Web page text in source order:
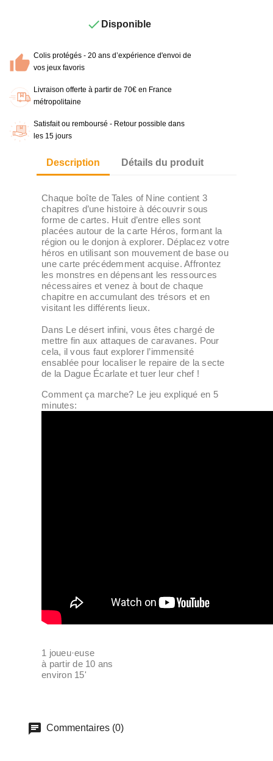
 Disponible
Colis protégés - 20 ans d’expérience d'envoi de
vos jeux favoris
Livraison offerte à partir de 70€ en France
métropolitaine
Satisfait ou remboursé - Retour possible dans
les 15 jours
Description Détails du produit
Chaque boîte de Tales of Nine contient 3
chapitres d’une histoire à découvrir sous
forme de cartes. Huit d’entre elles sont
placées autour de la carte Héros, formant la
région ou le donjon à explorer. Déplacez votre
héros en utilisant son mouvement de base ou
une carte précédemment acquise. Affrontez
les monstres en dépensant les ressources
nécessaires et venez à bout de chaque
chapitre en accumulant des trésors et en
visitant les différents lieux.
Dans Le désert infini, vous êtes chargé de
mettre fin aux attaques de caravanes. Pour
cela, il vous faut explorer l’immensité
ensablée pour localiser le repaire de la secte
de la Dague Écarlate et tuer leur chef !
Comment ça marche? Le jeu expliqué en 5
minutes:
1 joueu·euse
à partir de 10 ans
environ 15'
Commentaires (0)